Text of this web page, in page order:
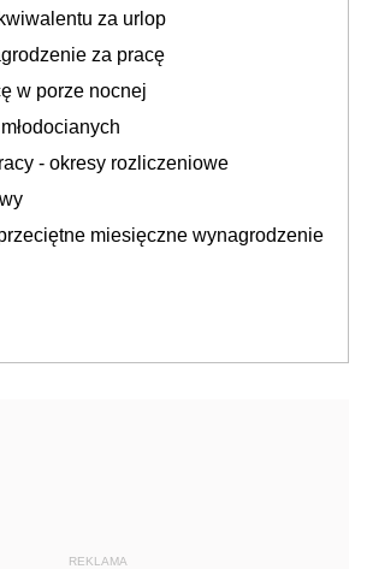
za urlop
za pracę
w porze nocnej
- okresy rozliczeniowe
miesięczne wynagrodzenie
REKLAMA